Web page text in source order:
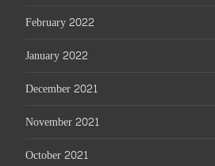
February 2022
January 2022
December 2021
November 2021
October 2021